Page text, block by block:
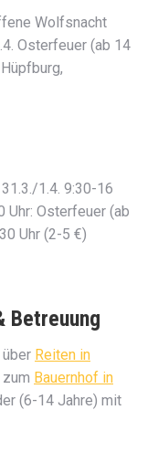
Wolfsnacht
Osterfeuer (ab 14
1.4. 9:30-16
Uhr: Osterfeuer (ab
Uhr (2-5 €)
Betreuung
Reiten in
Bauernhof in
(6-14 Jahre) mit